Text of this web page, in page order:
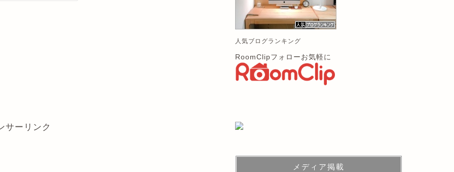
サーリンク
人気ブログランキング
RoomClipフォローお気軽に
メディア掲載